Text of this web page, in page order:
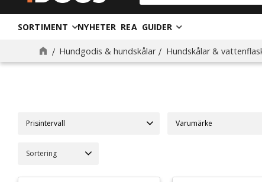
SORTIMENT NYHETER REA GUIDER
Hundgodis & hundskålar Hundskålar &
Slickmattor
Prisintervall